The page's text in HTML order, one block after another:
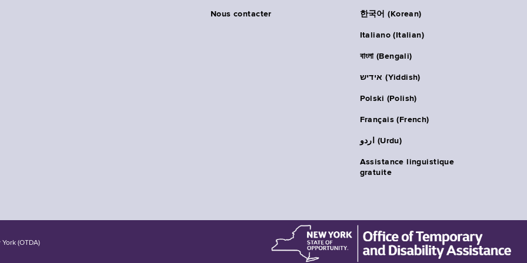
Nous contacter 한국어 (Korean)
Italiano (Italian)
বাংলা (Bengali)
אידיש (Yiddish)
Polski (Polish)
Français (French)
اردو (Urdu)
Assistance linguistique
gratuite
(OTDA)